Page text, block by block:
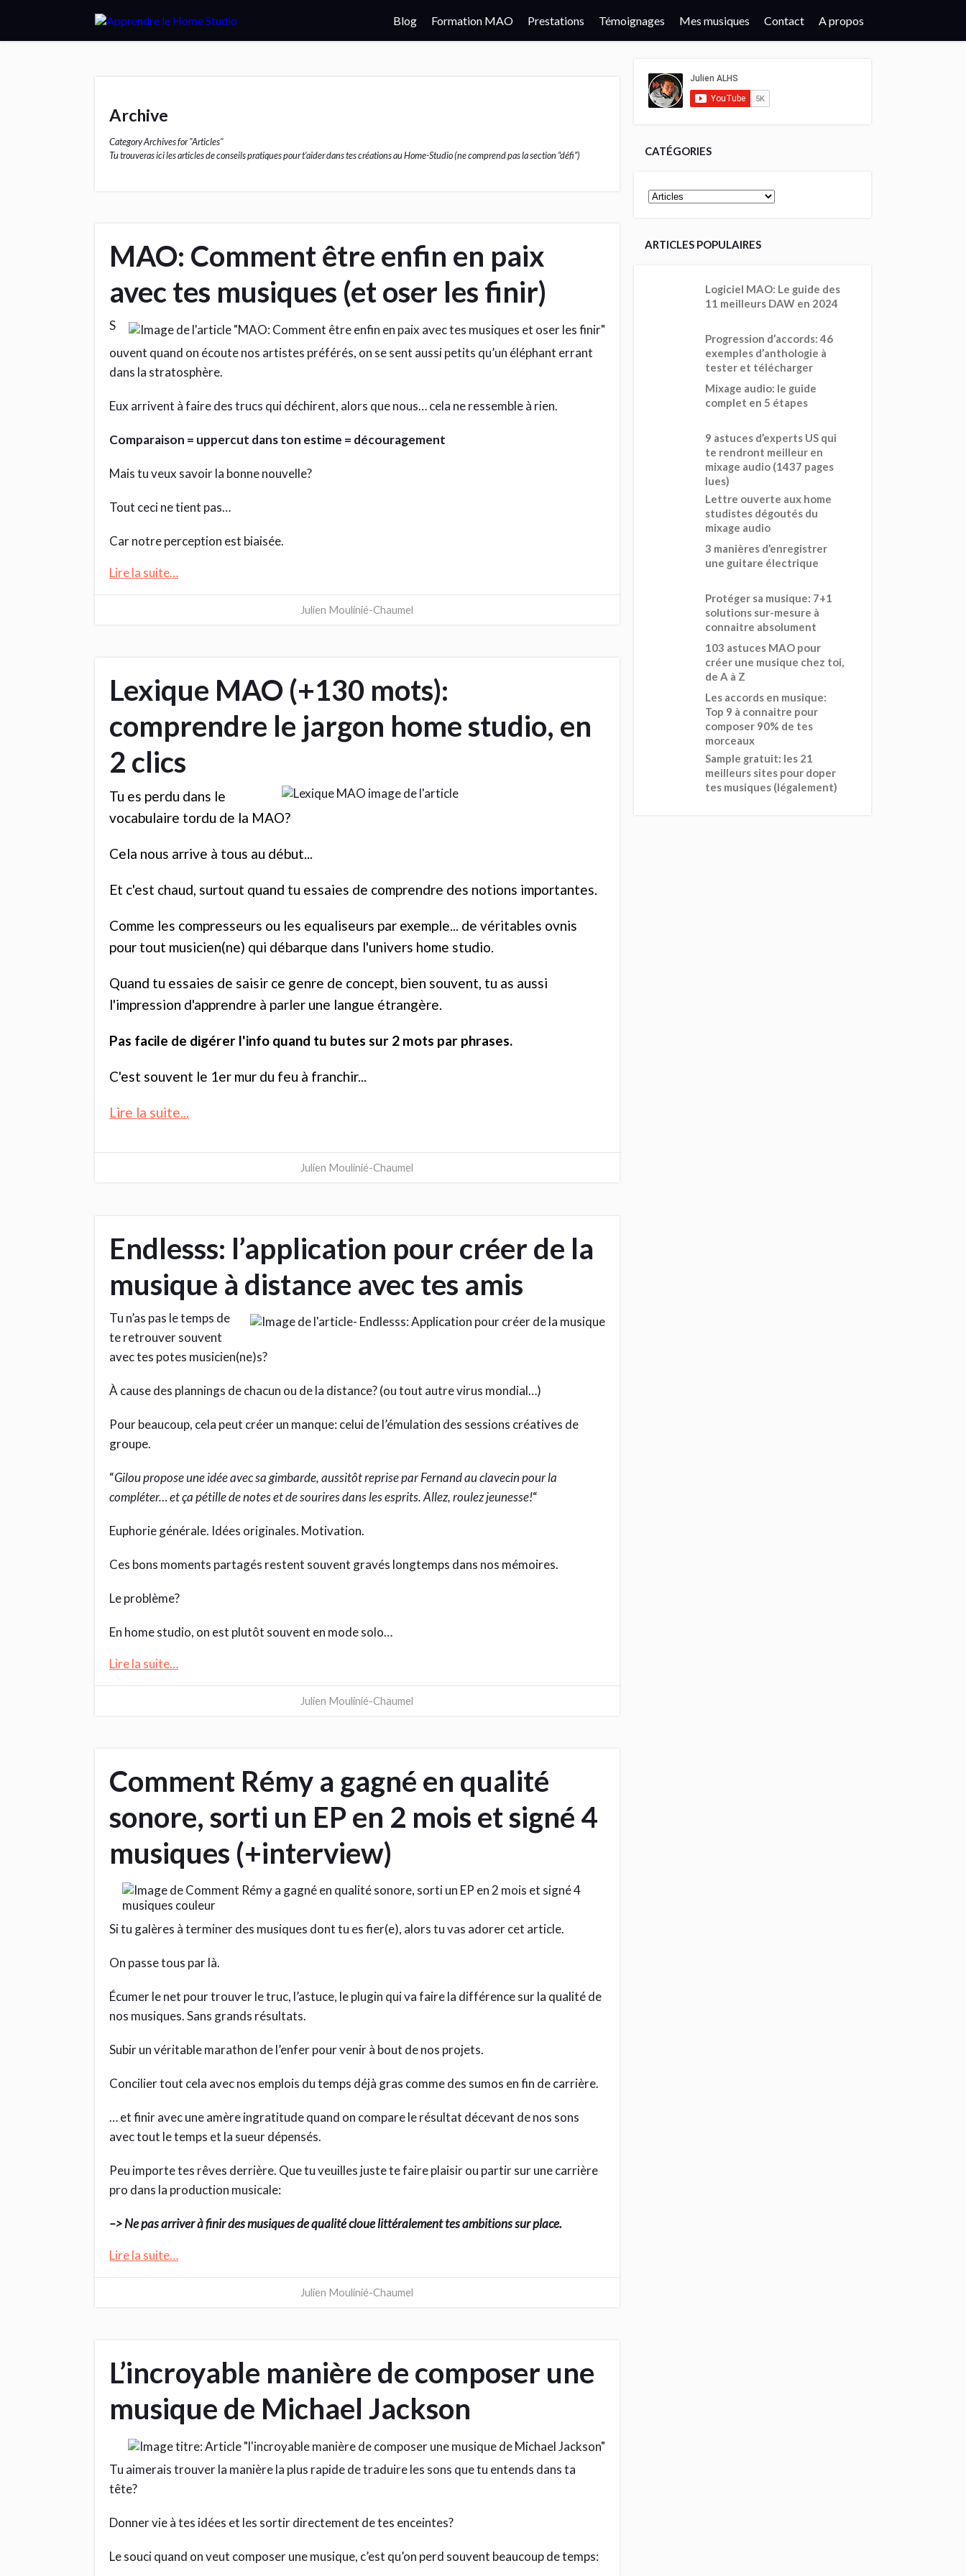
Blog Formation MAO Prestations Témoignages Mes musiques Contact A propos
Archive
Category Archives for "Articles"
Tu trouveras ici les articles de conseils pratiques pour t’aider dans tes créations au Home-Studio (ne comprend pas la section “défi”)
MAO: Comment être enfin en paix
avec tes musiques (et oser les finir)
S
ouvent quand on écoute nos artistes préférés, on se sent aussi petits qu’un éléphant errant
dans la stratosphère.
Eux arrivent à faire des trucs qui déchirent, alors que nous… cela ne ressemble à rien.
Comparaison = uppercut dans ton estime = découragement
Mais tu veux savoir la bonne nouvelle?
Tout ceci ne tient pas…
Car notre perception est biaisée.
Lire la suite…
Julien Moulinié-Chaumel
Lexique MAO (+130 mots):
comprendre le jargon home studio, en
2 clics
Tu es perdu dans le
vocabulaire tordu de la MAO?
Cela nous arrive à tous au début...
Et c'est chaud, surtout quand tu essaies de comprendre des notions importantes.
Comme les compresseurs ou les equaliseurs par exemple... de véritables ovnis
pour tout musicien(ne) qui débarque dans l'univers home studio.
Quand tu essaies de saisir ce genre de concept, bien souvent, tu as aussi
l'impression d'apprendre à parler une langue étrangère.
Pas facile de digérer l'info quand tu butes sur 2 mots par phrases.
C'est souvent le 1er mur du feu à franchir...
Lire la suite...
Julien Moulinié-Chaumel
Endlesss: l’application pour créer de la
musique à distance avec tes amis
Tu n’as pas le temps de
te retrouver souvent
avec tes potes musicien(ne)s?
À cause des plannings de chacun ou de la distance? (ou tout autre virus mondial…)
Pour beaucoup, cela peut créer un manque: celui de l’émulation des sessions créatives de
groupe.
“Gilou propose une idée avec sa gimbarde, aussitôt reprise par Fernand au clavecin pour la
compléter… et ça pétille de notes et de sourires dans les esprits. Allez, roulez jeunesse!“
Euphorie générale. Idées originales. Motivation.
Ces bons moments partagés restent souvent gravés longtemps dans nos mémoires.
Le problème?
En home studio, on est plutôt souvent en mode solo…
Lire la suite…
Julien Moulinié-Chaumel
Comment Rémy a gagné en qualité
sonore, sorti un EP en 2 mois et signé 4
musiques (+interview)
Si tu galères à terminer des musiques dont tu es fier(e), alors tu vas adorer cet article.
On passe tous par là.
Écumer le net pour trouver le truc, l’astuce, le plugin qui va faire la différence sur la qualité de
nos musiques. Sans grands résultats.
Subir un véritable marathon de l’enfer pour venir à bout de nos projets.
Concilier tout cela avec nos emplois du temps déjà gras comme des sumos en fin de carrière.
… et finir avec une amère ingratitude quand on compare le résultat décevant de nos sons
avec tout le temps et la sueur dépensés.
Peu importe tes rêves derrière. Que tu veuilles juste te faire plaisir ou partir sur une carrière
pro dans la production musicale:
–> Ne pas arriver à finir des musiques de qualité cloue littéralement tes ambitions sur place.
Lire la suite…
Julien Moulinié-Chaumel
L’incroyable manière de composer une
musique de Michael Jackson
Tu aimerais trouver la manière la plus rapide de traduire les sons que tu entends dans ta
tête?
Donner vie à tes idées et les sortir directement de tes enceintes?
Le souci quand on veut composer une musique, c’est qu’on perd souvent beaucoup de temps:
CATÉGORIES
ARTICLES POPULAIRES
Logiciel MAO: Le guide des
11 meilleurs DAW en 2024
Progression d’accords: 46
exemples d’anthologie à
tester et télécharger
Mixage audio: le guide
complet en 5 étapes
9 astuces d’experts US qui
te rendront meilleur en
mixage audio (1437 pages
lues)
Lettre ouverte aux home
studistes dégoutés du
mixage audio
3 manières d’enregistrer
une guitare électrique
Protéger sa musique: 7+1
solutions sur-mesure à
connaitre absolument
103 astuces MAO pour
créer une musique chez toi,
de A à Z
Les accords en musique:
Top 9 à connaitre pour
composer 90% de tes
morceaux
Sample gratuit: les 21
meilleurs sites pour doper
tes musiques (légalement)